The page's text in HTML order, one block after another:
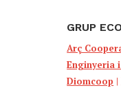
GRUP
Arç
Enginyeria
Diomcoop |